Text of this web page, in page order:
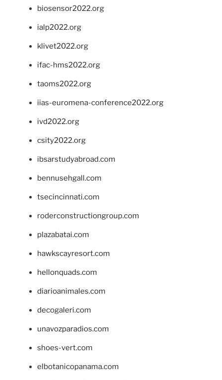
biosensor2022.org
ialp2022.org
klivet2022.org
ifac-hms2022.org
taoms2022.org
iias-euromena-conference2022.org
ivd2022.org
csity2022.org
ibsarstudyabroad.com
bennusehgall.com
tsecincinnati.com
roderconstructiongroup.com
plazabatai.com
hawkscayresort.com
hellonquads.com
diarioanimales.com
decogaleri.com
unavozparadios.com
shoes-vert.com
elbotanicopanama.com